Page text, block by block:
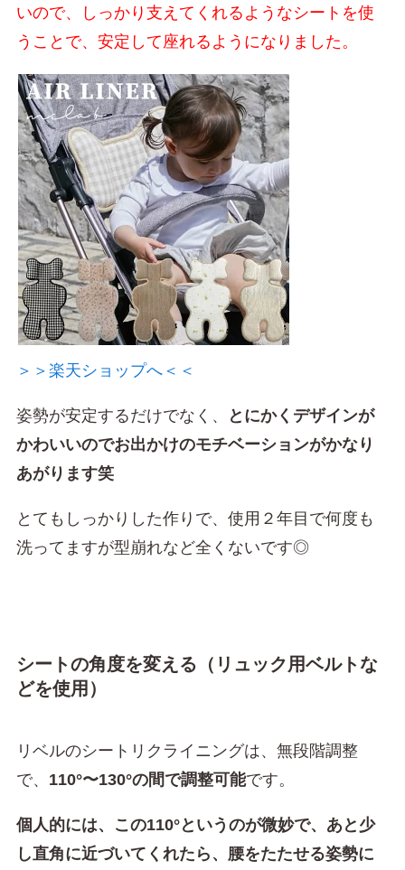
いので、しっかり支えてくれるようなシートを使
うことで、安定して座れるようになりました。
＞＞楽天ショップへ＜＜
姿勢が安定するだけでなく、
とにかくデザインが
かわいいのでお出かけのモチベーションがかなり
あがります笑
とてもしっかりした作りで、使用２年目で何度も
洗ってますが型崩れなど全くないです◎
シートの角度を変える（リュック用ベルトな
どを使用）
リベルのシートリクライニングは、無段階調整
で、 110°〜130°の間で調整可能です。
個人的には、この110°というのが微妙で、あと少
し直角に近づいてくれたら、腰をたたせる姿勢に